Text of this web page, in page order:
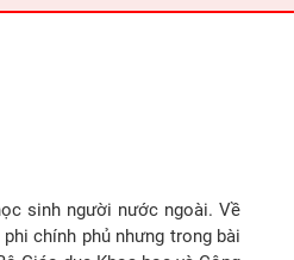
sinh người nước ngoài. Về
chính phủ nhưng trong bài